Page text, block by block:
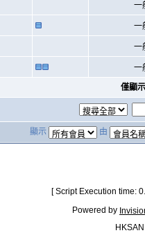
一
一
一
一
僅顯
顯示 由
[ Script Execution time:
Powered by